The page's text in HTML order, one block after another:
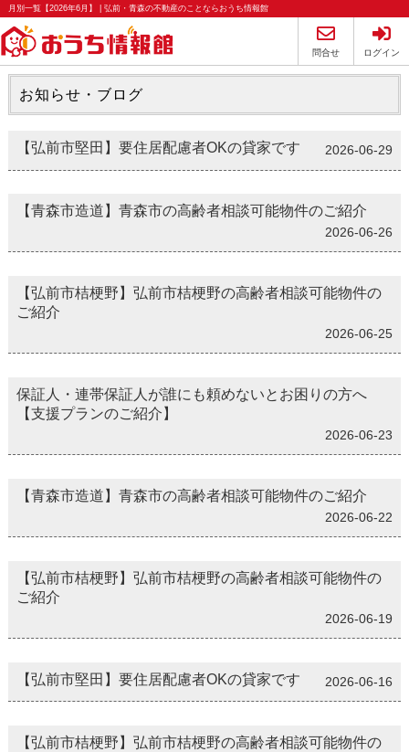
月別一覧【2026年6月】 | 弘前・青森の不動産のことならおうち情報館
問合せ ログイン
お知らせ・ブログ
【弘前市堅田】要住居配慮者OKの貸家です 2026-06-29
【青森市造道】青森市の高齢者相談可能物件のご紹介
2026-06-26
【弘前市桔梗野】弘前市桔梗野の高齢者相談可能物件の
ご紹介
2026-06-25
保証人・連帯保証人が誰にも頼めないとお困りの方へ
【支援プランのご紹介】
2026-06-23
【青森市造道】青森市の高齢者相談可能物件のご紹介
2026-06-22
【弘前市桔梗野】弘前市桔梗野の高齢者相談可能物件の
ご紹介
2026-06-19
【弘前市堅田】要住居配慮者OKの貸家です 2026-06-16
【弘前市桔梗野】弘前市桔梗野の高齢者相談可能物件の